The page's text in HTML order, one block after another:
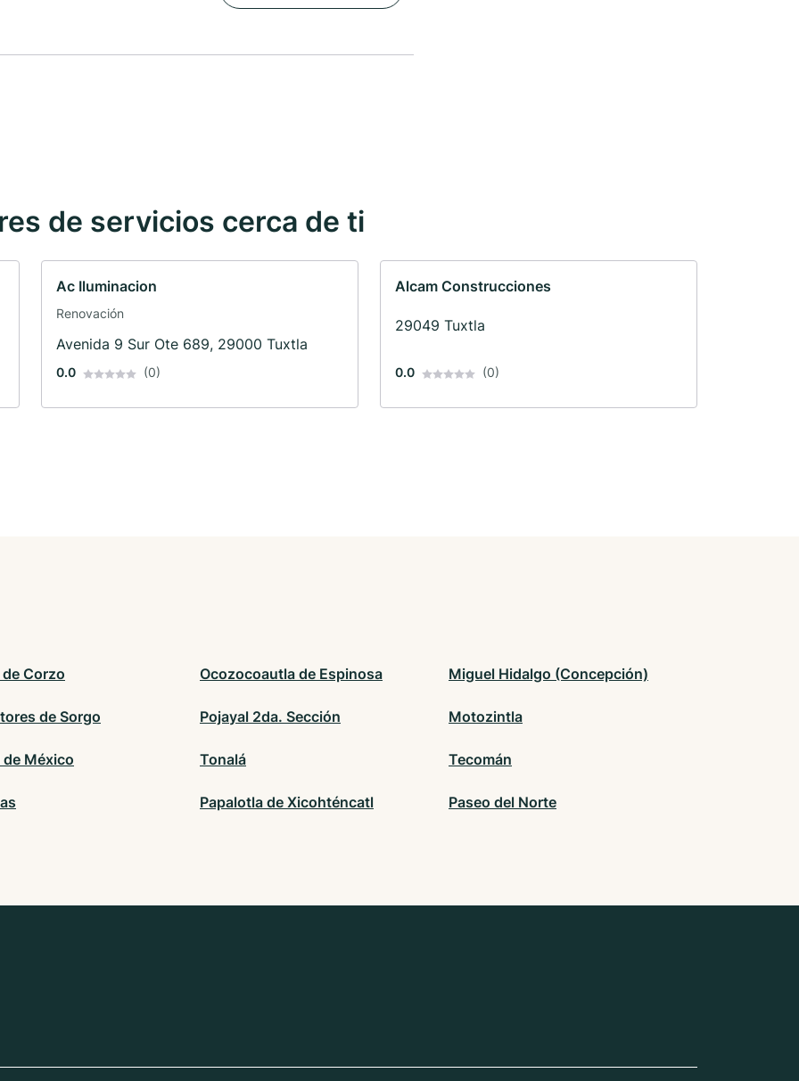
de servicios cerca de ti
Ac Iluminacion
Renovación
Avenida 9 Sur Ote 689, 29000 Tuxtla
0.0 (0)
Alcam Construcciones
29049 Tuxtla
0.0 (0)
Corzo Ocozocoautla de Espinosa Miguel Hidalgo (Concepción)
de Sorgo Pojayal 2da. Sección Motozintla
México Tonalá Tecomán
Papalotla de Xicohténcatl Paseo del Norte